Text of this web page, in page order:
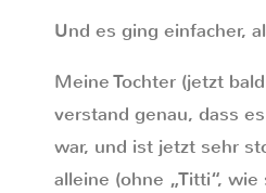
Und es ging einfacher,
Meine Tochter (jetzt
verstand genau, dass
war, und ist jetzt sehr
alleine (ohne „Titti“,